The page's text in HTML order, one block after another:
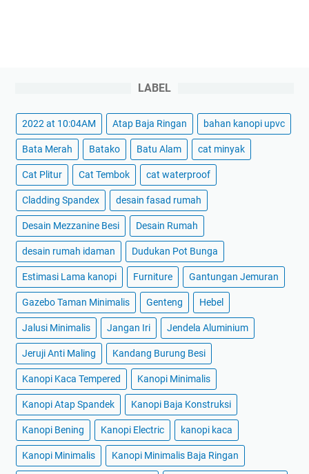
LABEL
2022 at 10:04AM Atap Baja Ringan bahan kanopi upvc
Bata Merah Batako Batu Alam cat minyak
Cat Plitur Cat Tembok cat waterproof
Cladding Spandex desain fasad rumah
Desain Mezzanine Besi Desain Rumah
desain rumah idaman Dudukan Pot Bunga
Estimasi Lama kanopi Furniture Gantungan Jemuran
Gazebo Taman Minimalis Genteng Hebel
Jalusi Minimalis Jangan Iri Jendela Aluminium
Jeruji Anti Maling Kandang Burung Besi
Kanopi Kaca Tempered Kanopi Minimalis
Kanopi Atap Spandek Kanopi Baja Konstruksi
Kanopi Bening Kanopi Electric kanopi kaca
Kanopi Minimalis Kanopi Minimalis Baja Ringan